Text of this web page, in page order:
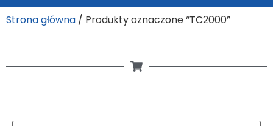
Strona główna / Produkty oznaczone “TC2000”